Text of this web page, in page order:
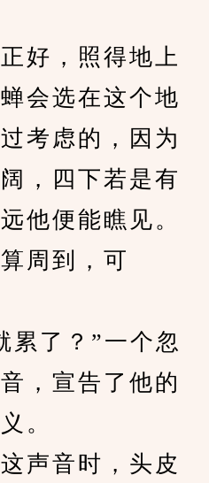
，照得地上
会选在这个地
考虑的，因为
，四下若是有
他便能瞧见。
周到，可
了？”一个忽
，宣告了他的
。
音时，头皮